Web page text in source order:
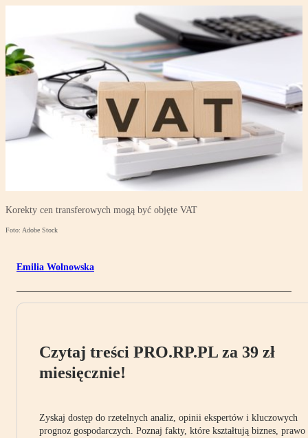
Korekty cen transferowych mogą być objęte VAT
Foto: Adobe Stock
Emilia Wolnowska
Czytaj treści PRO.RP.PL za 39 zł
miesięcznie!
Zyskaj dostęp do rzetelnych analiz, opinii ekspertów i kluczowych
prognoz gospodarczych. Poznaj fakty, które kształtują biznes, prawo